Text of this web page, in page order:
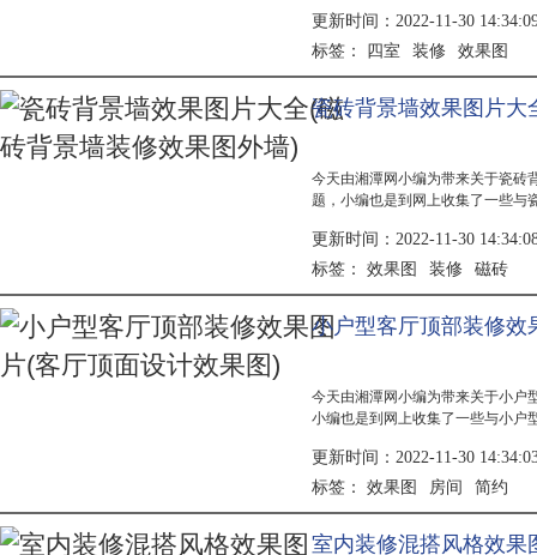
和大厅装修效果图2、房间装修效
的欧...
更新时间：2022-11-30
标签： 四室 装修 效果图
瓷砖背景墙效果图片大
今天由湘潭网小编为带来关于瓷砖
题，小编也是到网上收集了一些与
图2、在第一个特色的磁砖背景墙
欧式田园...
更新时间：2022-11-30
标签： 效果图 装修 磁砖
小户型客厅顶部装修效
今天由湘潭网小编为带来关于小户
小编也是到网上收集了一些与小户
间顶面装修效果图，的设计中，我
的墙壁...
更新时间：2022-11-30
标签： 效果图 房间 简约
室内装修混搭风格效果